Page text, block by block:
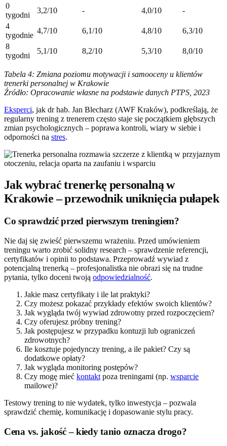
0
tygodni
3,2/10 - 4,0/10
-
4
tygodnie
4,7/10 6,1/10 4,8/10
6,3/10
8
tygodni
5,1/10 8,2/10 5,3/10 8,0/10
Tabela 4: Zmiana poziomu motywacji i samooceny u klientów
trenerki personalnej w Krakowie
Źródło: Opracowanie własne na podstawie danych PTPS, 2023
Eksperci, jak dr hab. Jan Blecharz (AWF Kraków), podkreślają, że
regularny trening z trenerem często staje się początkiem głębszych
zmian psychologicznych – poprawa kontroli, wiary w siebie i
odporności na stres.
Jak wybrać trenerkę personalną w
Krakowie – przewodnik uniknięcia pułapek
Co sprawdzić przed pierwszym treningiem?
Nie daj się zwieść pierwszemu wrażeniu. Przed umówieniem
treningu warto zrobić solidny research – sprawdzenie referencji,
certyfikatów i opinii to podstawa. Przeprowadź wywiad z
potencjalną trenerką – profesjonalistka nie obrazi się na trudne
pytania, tylko doceni twoją odpowiedzialność.
Jakie masz certyfikaty i ile lat praktyki?
Czy możesz pokazać przykłady efektów swoich klientów?
Jak wygląda twój wywiad zdrowotny przed rozpoczęciem?
Czy oferujesz próbny trening?
Jak postępujesz w przypadku kontuzji lub ograniczeń
zdrowotnych?
Ile kosztuje pojedynczy trening, a ile pakiet? Czy są
dodatkowe opłaty?
Jak wygląda monitoring postępów?
Czy mogę mieć kontakt poza treningami (np. wsparcie
mailowe)?
Testowy trening to nie wydatek, tylko inwestycja – pozwala
sprawdzić chemię, komunikację i dopasowanie stylu pracy.
Cena vs. jakość – kiedy tanio oznacza drogo?